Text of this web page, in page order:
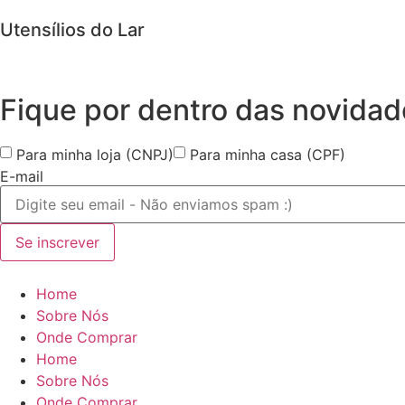
Utensílios do Lar
Fique por dentro das
Para minha loja (CNPJ)
Para minha casa (CPF)
E-mail
Se inscrever
Home
Sobre Nós
Onde Comprar
Home
Sobre Nós